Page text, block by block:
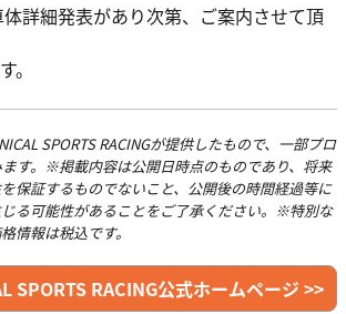
詳細発表があり次第、ご案内させて頂
。
SPORTS RACINGが提供したもので、一部プロ
す。※掲載内容は公開日時点のものであり、将来
保証するものでないこと、公開後の時間経過等に
る可能性があることをご了承ください。※特別な
情報は税込です。
SPORTS RACING公式ホームページ >>